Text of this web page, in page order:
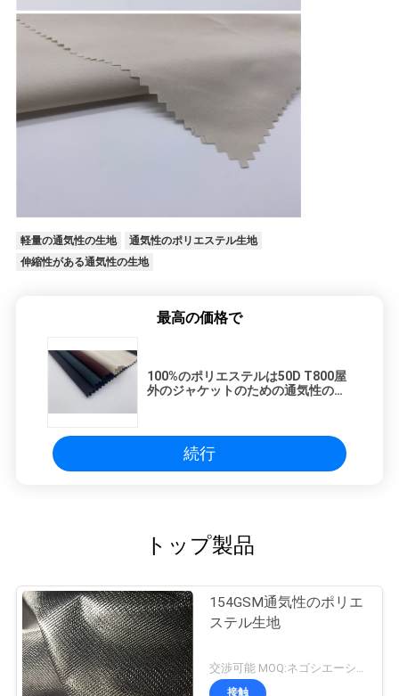
軽量の通気性の生地
通気性のポリエステル生地
伸縮性がある通気性の生地
最高の価格で
100%のポリエステルは50D T800屋
外のジャケットのための通気性の生
続行
トップ製品
154GSM通気性のポリエ
ステル生地
接触